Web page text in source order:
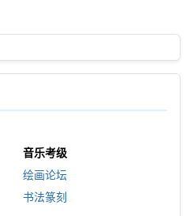
音乐考级
绘画论坛
书法篆刻